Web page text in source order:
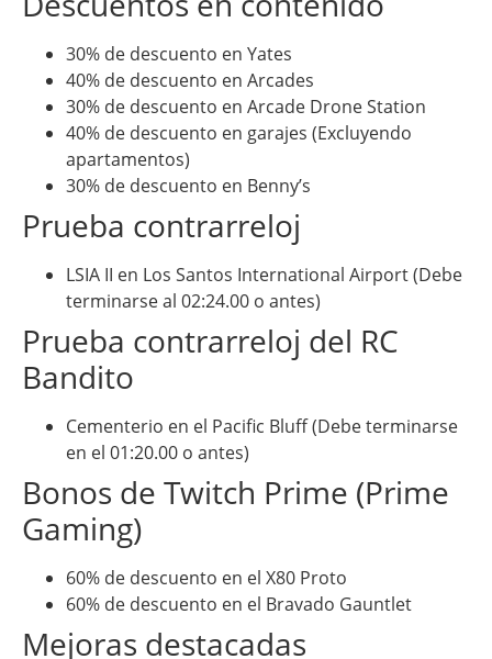
30% de descuento en Yates
40% de descuento en Arcades
30% de descuento en Arcade Drone Station
40% de descuento en garajes (Excluyendo
apartamentos)
30% de descuento en Benny’s
Prueba contrarreloj
LSIA II en Los Santos International Airport (Debe
terminarse al 02:24.00 o antes)
Prueba contrarreloj del RC
Bandito
Cementerio en el Pacific Bluff (Debe terminarse
en el 01:20.00 o antes)
Bonos de Twitch Prime (Prime
Gaming)
60% de descuento en el X80 Proto
60% de descuento en el Bravado Gauntlet
Mejoras destacadas